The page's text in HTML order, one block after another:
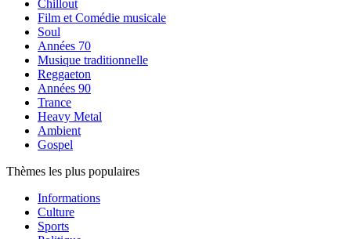
Chillout
Film et Comédie musicale
Soul
Années 70
Musique traditionnelle
Reggaeton
Années 90
Trance
Heavy Metal
Ambient
Gospel
Thèmes les plus populaires
Informations
Culture
Sports